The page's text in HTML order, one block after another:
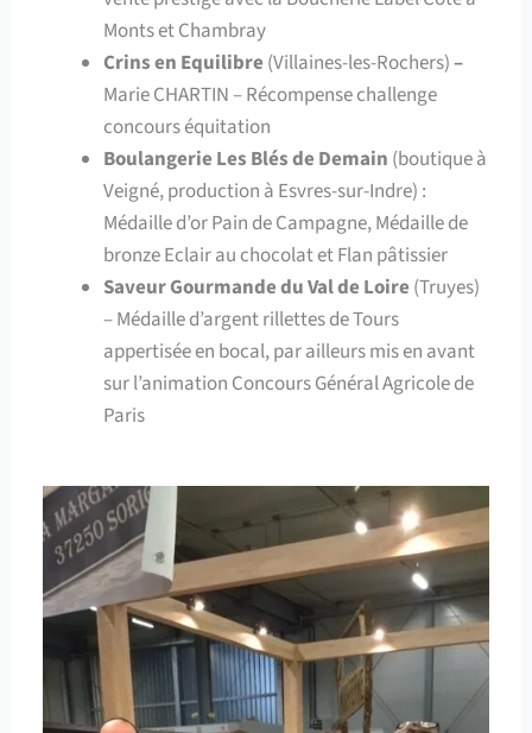
Monts et Chambray
Crins en Equilibre (Villaines-les-Rochers)–
Marie CHARTIN – Récompense challenge
concours équitation
Boulangerie Les Blés de Demain (boutique à
Veigné, production à Esvres-sur-Indre) :
Médaille d’or Pain de Campagne, Médaille de
bronze Eclair au chocolat et Flan pâtissier
Saveur Gourmande du Val de Loire (Truyes)
– Médaille d’argent rillettes de Tours
appertisée en bocal, par ailleurs mis en avant
sur l’animation Concours Général Agricole de
Paris